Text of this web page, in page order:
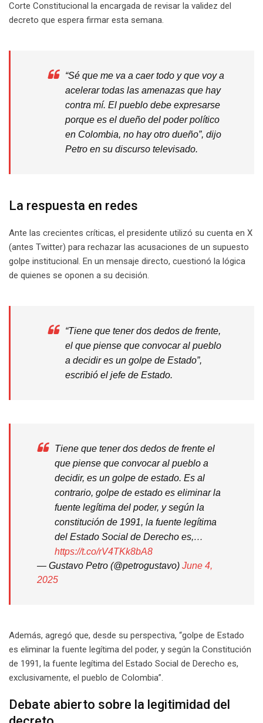
Corte Constitucional la encargada de revisar la validez del
decreto que espera firmar esta semana.
“Sé que me va a caer todo y que voy a
acelerar todas las amenazas que hay
contra mí. El pueblo debe expresarse
porque es el dueño del poder político
en Colombia, no hay otro dueño”, dijo
Petro en su discurso televisado.
La respuesta en redes
Ante las crecientes críticas, el presidente utilizó su cuenta en X
(antes Twitter) para rechazar las acusaciones de un supuesto
golpe institucional. En un mensaje directo, cuestionó la lógica
de quienes se oponen a su decisión.
“Tiene que tener dos dedos de frente,
el que piense que convocar al pueblo
a decidir es un golpe de Estado”,
escribió el jefe de Estado.
Tiene que tener dos dedos de frente el
que piense que convocar al pueblo a
decidir, es un golpe de estado. Es al
contrario, golpe de estado es eliminar la
fuente legítima del poder, y según la
constitución de 1991, la fuente legítima
del Estado Social de Derecho es,…
https://t.co/rV4TKk8bA8
— Gustavo Petro (@petrogustavo) June 4,
2025
Además, agregó que, desde su perspectiva, “golpe de Estado
es eliminar la fuente legítima del poder, y según la Constitución
de 1991, la fuente legítima del Estado Social de Derecho es,
exclusivamente, el pueblo de Colombia”.
Debate abierto sobre la legitimidad del